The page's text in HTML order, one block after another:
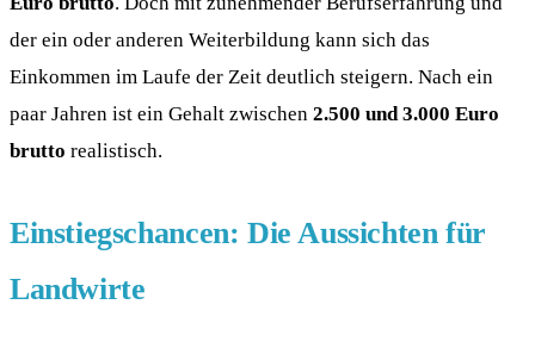
der ein oder anderen Weiterbildung kann sich das
Einkommen im Laufe der Zeit deutlich steigern. Nach ein
paar Jahren ist ein Gehalt zwischen 2.500 und 3.000 Euro
brutto realistisch.
Einstiegschancen: Die Aussichten für
Landwirte